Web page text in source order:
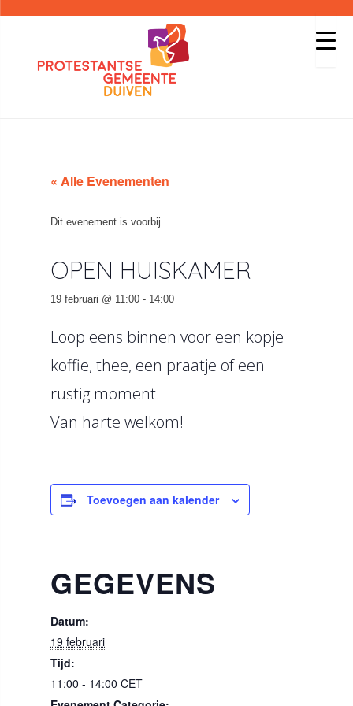
« Alle Evenementen
Dit evenement is voorbij.
OPEN HUISKAMER
19 februari @ 11:00 - 14:00
Loop eens binnen voor een kopje
koffie, thee, een praatje of een
rustig moment.
Van harte welkom!
Toevoegen aan kalender
GEGEVENS
Datum:
19 februari
Tijd:
11:00 - 14:00 CET